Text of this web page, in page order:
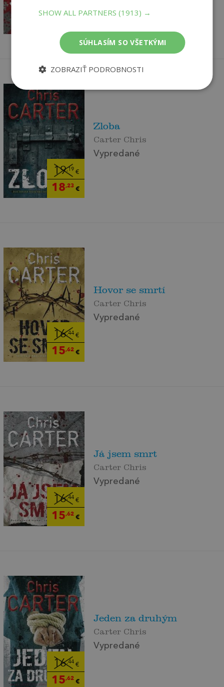
19,19 €
18,23€
Zloba
Carter Chris
Vypredané
16,44€
15,62€
Hovor se smrtí
Carter Chris
Vypredané
16,44€
15,62€
Já jsem smrt
Carter Chris
Vypredané
16,44€
15,62€
Jeden za druhým
Carter Chris
Vypredané
SHOW ALL PARTNERS(1913) →
SÚHLASÍM SO VŠETKÝMI
ZOBRAZIŤ PODROBNOSTI